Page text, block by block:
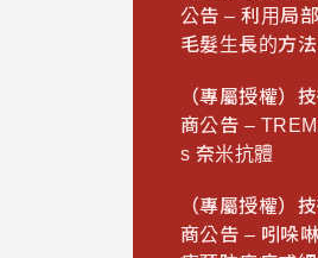
公告 – 利用局
毛髮生長的方法
（專屬授權）
商公告 –
s 奈米抗體
（專屬授權）
商公告 – 吲哚